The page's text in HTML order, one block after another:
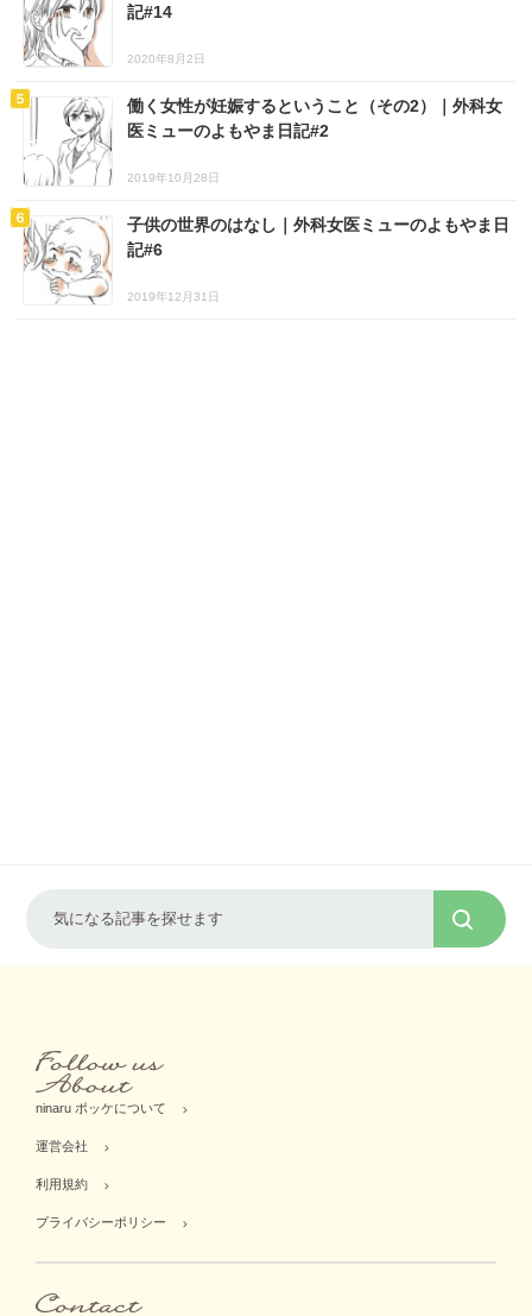
記#14
2020年8月2日
働く女性が妊娠するということ（その2）｜外科女
医ミューのよもやま日記#2
2019年10月28日
子供の世界のはなし｜外科女医ミューのよもやま日
記#6
2019年12月31日
ninaru ポッケについて
運営会社
利用規約
プライバシーポリシー